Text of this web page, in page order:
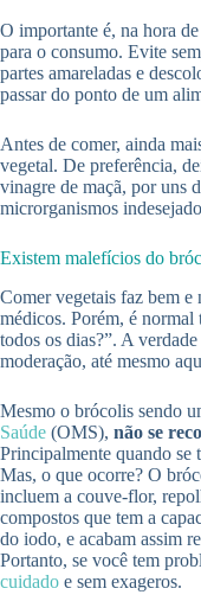
O importante é, na hora
para o consumo. Evite
partes amareladas e
passar do ponto de um
Antes de comer, ainda
vegetal. De preferência,
vinagre de maçã, por uns
microrganismos
Existem malefícios do
Comer vegetais faz bem e
médicos. Porém, é
todos os dias?”. A
moderação, até mesmo
Mesmo o brócolis sendo
Saúde (OMS), não se
Principalmente quando se
Mas, o que ocorre? O
incluem a couve-flor,
compostos que tem a
do iodo, e acabam assim
Portanto, se você tem
cuidado e sem exageros.